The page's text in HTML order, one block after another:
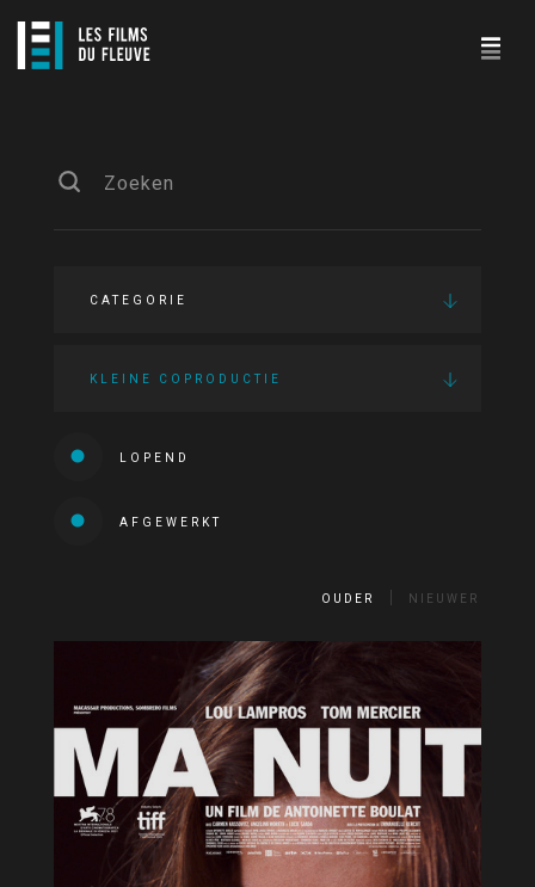
CATEGORIE
KLEINE COPRODUCTIE
LOPEND
AFGEWERKT
OUDER NIEUWER